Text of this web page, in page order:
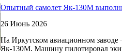
Опытный самолет Як-130М
26 Июнь 2026
На Иркутском авиационном заводе
Як-130М. Машину пилотировал